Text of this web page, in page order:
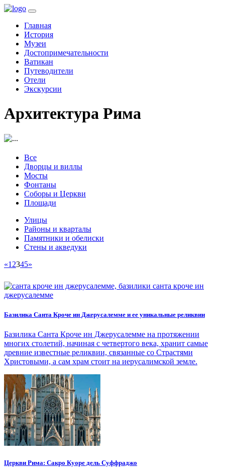
Главная(current)
История
Музеи
Достопримечательности
Ватикан
Путеводители
Отели
Экскурсии
Архитектура Рима
Все
Дворцы и виллы
Мосты
Фонтаны
Соборы и Церкви
Площади
Улицы
Районы и кварталы
Памятники и обелиски
Стены и акведуки
«1 2345»
Базилика Санта Кроче ин Джерусалемме и ее уникальные реликвии
Базилика Санта Кроче ин Джерусалемме на протяжении
многих столетий, начиная с четвертого века, хранит самые
древние известные реликвии, связанные со Страстями
Христовыми, а сам храм стоит на иерусалимской земле.
Церкви Рима: Сакро Куоре дель Суффраджо